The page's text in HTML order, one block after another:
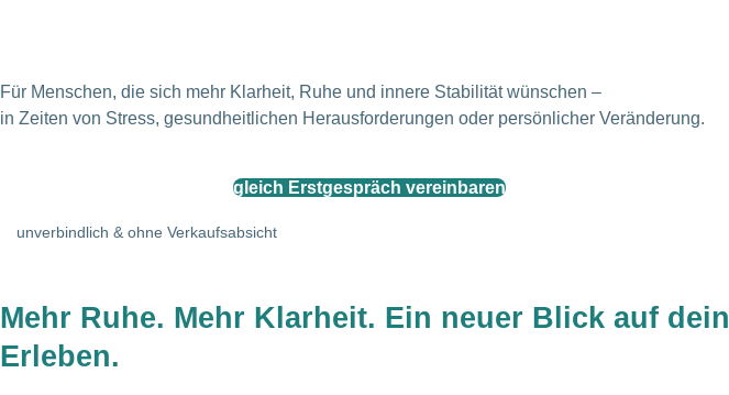
Für Menschen, die sich mehr Klarheit, Ruhe und innere Stabilität wünschen –
in Zeiten von Stress, gesundheitlichen Herausforderungen oder persönlicher Veränderung.
gleich Erstgespräch vereinbaren
unverbindlich & ohne Verkaufsabsicht
Mehr Ruhe. Mehr Klarheit. Ein neuer Blick auf dein
Erleben.